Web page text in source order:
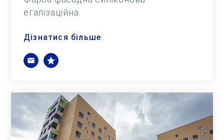
егалізаційна.
Дізнатися більше